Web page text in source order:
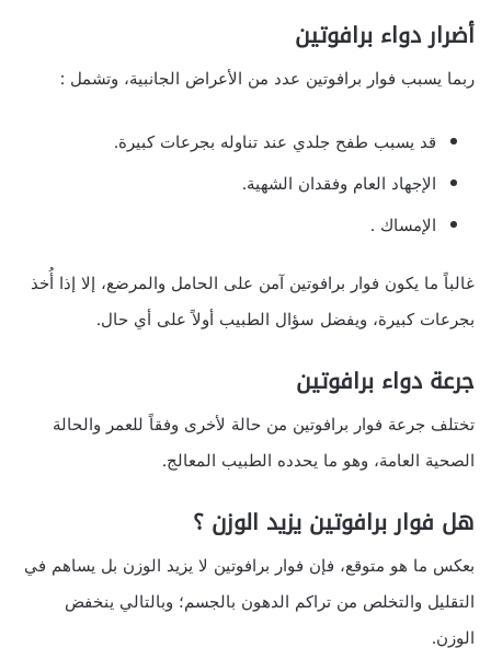
أضرار دواء برافوتين
ربما يسبب فوار برافوتين عدد من الأعراض الجانبية، وتشمل :
قد يسبب طفح جلدي عند تناوله بجرعات كبيرة.
الإجهاد العام وفقدان الشهية.
الإمساك .
غالباً ما يكون فوار برافوتين آمن على الحامل والمرضع، إلا إذا أُخذ
بجرعات كبيرة، ويفضل سؤال الطبيب أولاً على أي حال.
جرعة دواء برافوتين
تختلف جرعة فوار برافوتين من حالة لأخرى وفقاً للعمر والحالة
الصحية العامة، وهو ما يحدده الطبيب المعالج.
هل فوار برافوتين يزيد الوزن ؟
بعكس ما هو متوقع، فإن فوار برافوتين لا يزيد الوزن بل يساهم في
التقليل والتخلص من تراكم الدهون بالجسم؛ وبالتالي ينخفض
الوزن.